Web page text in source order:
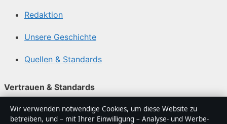
Redaktion
Unsere Geschichte
Quellen & Standards
Vertrauen & Standards
Redaktionelle Richtlinien
Wir verwenden notwendige Cookies, um diese Website zu
betreiben, und – mit Ihrer Einwilligung – Analyse- und Werbe-